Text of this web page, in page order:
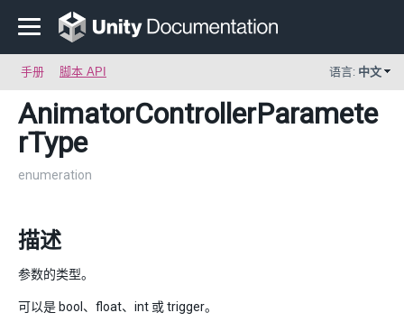
手册 脚本 API 语言: 中文
AnimatorControllerParamete
rType
enumeration
描述
参数的类型。
可以是 bool、float、int 或 trigger。